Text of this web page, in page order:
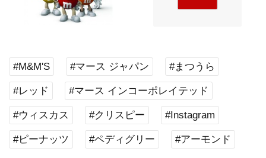
#M&M'S #マース ジャパン #まつうら
#レッド #マース インコーポレイテッド
#ウィスカス #クリスピー #Instagram
#ピーナッツ #ペディグリー #アーモンド